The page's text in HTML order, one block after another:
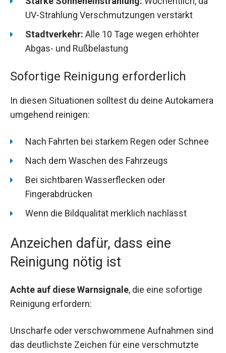
UV-Strahlung Verschmutzungen verstärkt
Stadtverkehr: Alle 10 Tage wegen erhöhter
Abgas- und Rußbelastung
Sofortige Reinigung erforderlich
In diesen Situationen solltest du deine Autokamera
umgehend reinigen:
Nach Fahrten bei starkem Regen oder Schnee
Nach dem Waschen des Fahrzeugs
Bei sichtbaren Wasserflecken oder
Fingerabdrücken
Wenn die Bildqualität merklich nachlässt
Anzeichen dafür, dass eine
Reinigung nötig ist
Achte auf diese Warnsignale, die eine sofortige
Reinigung erfordern:
Unscharfe oder verschwommene Aufnahmen sind
das deutlichste Zeichen für eine verschmutzte